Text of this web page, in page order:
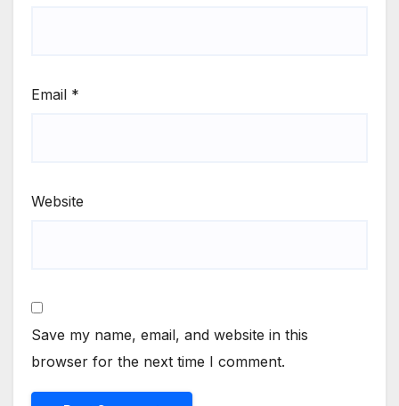
Email *
Website
Save my name, email, and website in this
browser for the next time I comment.